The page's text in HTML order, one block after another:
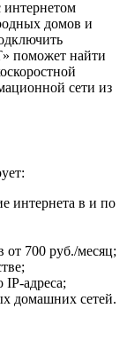
интернетом
домов и
поможет найти
сети из
интернета в и по
700 руб./месяц;
IP-адреса;
домашних сетей.